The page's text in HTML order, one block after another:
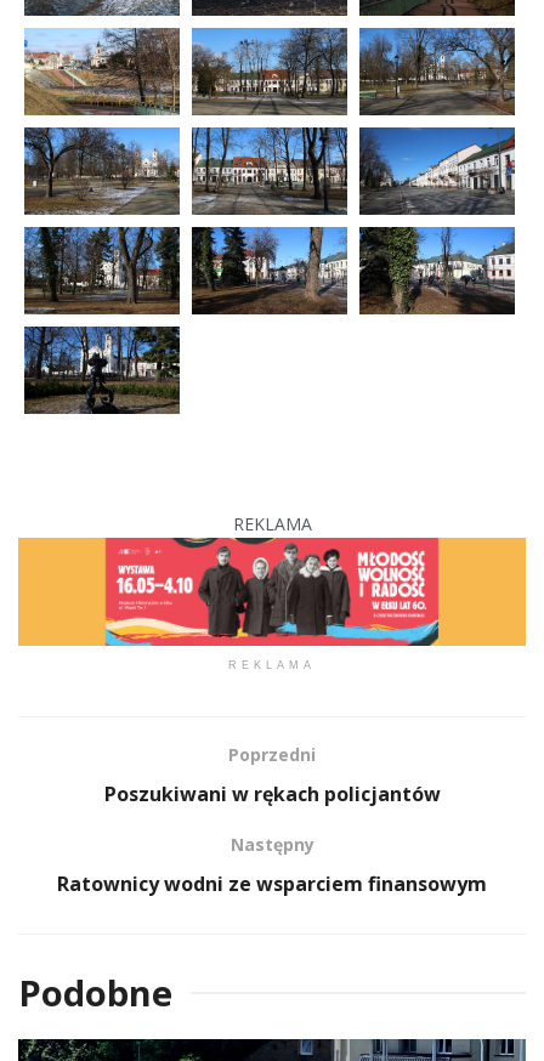
REKLAMA
REKLAMA
Poprzedni
Poszukiwani w rękach policjantów
Następny
Ratownicy wodni ze wsparciem finansowym
Podobne